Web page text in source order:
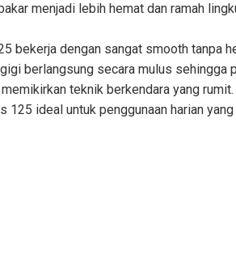
menjadi lebih hemat dan ramah
bekerja dengan sangat smooth tanpa
berlangsung secara mulus sehingga
teknik berkendara yang
ideal untuk penggunaan harian